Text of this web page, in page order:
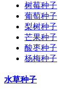
树莓种子
葡萄种子
梨树种子
芒果种子
酸枣种子
杨梅种子
水草种子